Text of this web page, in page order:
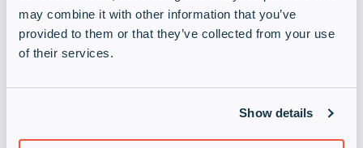
may combine it with other information that you’ve
provided to them or that they’ve collected from your use
of their services.
Show details
GigaOm benoemd tot leader in Patch
Management en solutionsen is door
Forrester uitgeroepen tot Leader in de